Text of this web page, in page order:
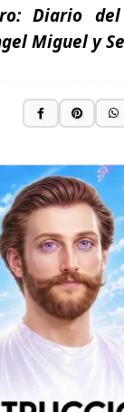
Diario
Miguel y